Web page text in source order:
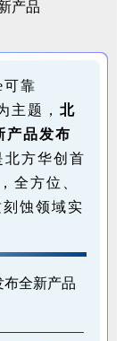
靠
主题， 北
产品发布
方华创首
全方位、
蚀领域实